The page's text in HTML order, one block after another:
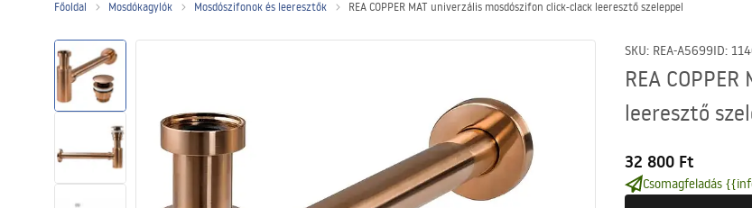
Zuhanyajtó
Zuhanytálcák
Zuhanylefolyók
Főoldal Mosdókagylók Mosdószifonok és leeresztők REA COPPER MAT univerzális mosdószifon click-clack leeresztő szeleppel
SKU: REA-A5699ID:
REA
leeresztő
32 800 Ft
Csomagfeladás